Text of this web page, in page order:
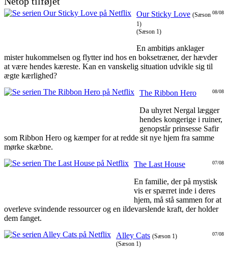
08/08
Our Sticky Love (Sæson
1)
(Sæson 1)
En ambitiøs anklager
mister hukommelsen og flytter ind hos en boksetræner, der hævder
at være hendes kæreste. Kan en vanskelig situation udvikle sig til
ægte kærlighed?
08/08
The Ribbon Hero
Da uhyret Nergal lægger
hendes kongerige i ruiner,
genopstår prinsesse Safir
som Ribbon Hero og kæmper for at redde sit nye hjem fra samme
mørke skæbne.
07/08
The Last House
En familie, der på mystisk
vis er spærret inde i deres
hjem, må stå sammen for at
overleve svindende ressourcer og en ildevarslende kraft, der holder
dem fanget.
07/08
Alley Cats (Sæson 1)
(Sæson 1)